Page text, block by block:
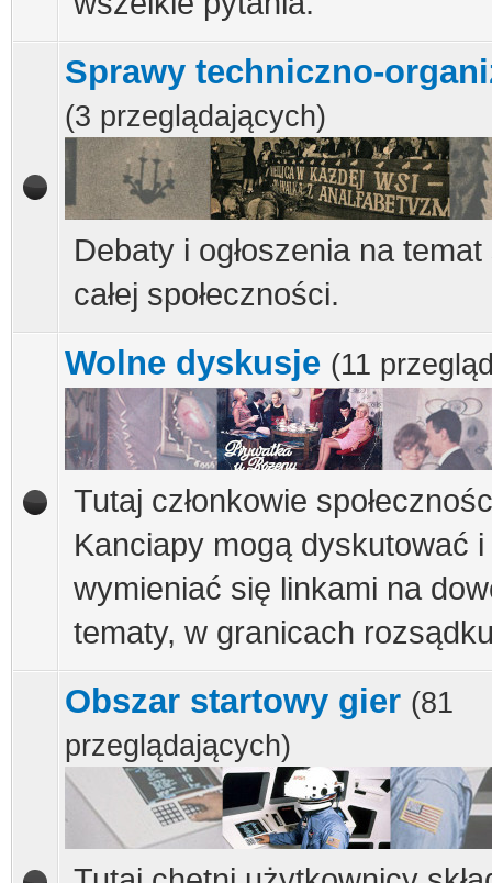
Sprawy techniczno-
(3 przeglądających)
Debaty i ogłoszenia na
całej społeczności.
Wolne dyskusje (11
Tutaj członkowie
Kanciapy mogą dyskutować i
wymieniać się linkami na
tematy, w granicach
Obszar startowy gier (81
przeglądających)